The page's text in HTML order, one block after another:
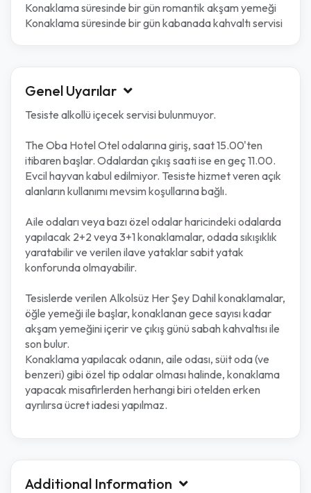
Konaklama süresinde bir gün romantik akşam yemeği
Konaklama süresinde bir gün kabanada kahvaltı servisi
Genel Uyarılar
Tesiste alkollü içecek servisi bulunmuyor.
The Oba Hotel Otel odalarına giriş, saat 15.00'ten
itibaren başlar. Odalardan çıkış saati ise en geç 11.00.
Evcil hayvan kabul edilmiyor. Tesiste hizmet veren açık
alanların kullanımı mevsim koşullarına bağlı.
Aile odaları veya bazı özel odalar haricindeki odalarda
yapılacak 2+2 veya 3+1 konaklamalar, odada sıkışıklık
yaratabilir ve verilen ilave yataklar sabit yatak
konforunda olmayabilir.
Tesislerde verilen Alkolsüz Her Şey Dahil konaklamalar,
öğle yemeği ile başlar, konaklanan gece sayısı kadar
akşam yemeğini içerir ve çıkış günü sabah kahvaltısı ile
son bulur.
Konaklama yapılacak odanın, aile odası, süit oda (ve
benzeri) gibi özel tip odalar olması halinde, konaklama
yapacak misafirlerden herhangi biri otelden erken
ayrılırsa ücret iadesi yapılmaz.
Additional Information